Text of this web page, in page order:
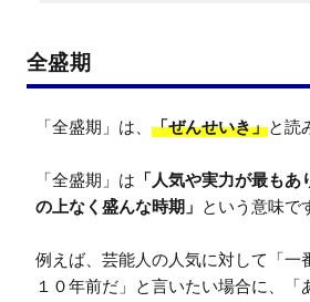
全盛期
「全盛期」は、 「ぜんせいき」と読
「全盛期」は 「人気や実力が最も
の上なく盛んな時期」 という意味で
例えば、芸能人の人気に対して「一
１０年前だ」と言いたい場合に、「